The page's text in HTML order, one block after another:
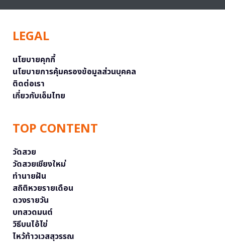
LEGAL
นโยบายคุกกี้
นโยบายการคุ้มครองข้อมูลส่วนบุคคล
ติดต่อเรา
เกี่ยวกับเอ็มไทย
TOP CONTENT
วัดสวย
วัดสวยเชียงใหม่
ทำนายฝัน
สถิติหวยรายเดือน
ดวงรายวัน
บทสวดมนต์
วิธีบนไอ้ไข่
ไหว้ท้าวเวสสุวรรณ